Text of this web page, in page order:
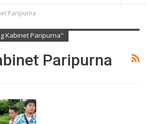
Paripurna
Kabinet Paripurna"
Paripurna